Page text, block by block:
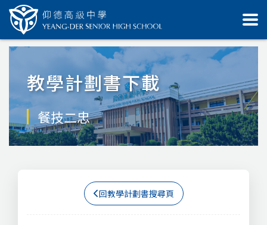
教學計劃書下載
餐技二忠
回教學計劃書搜尋頁